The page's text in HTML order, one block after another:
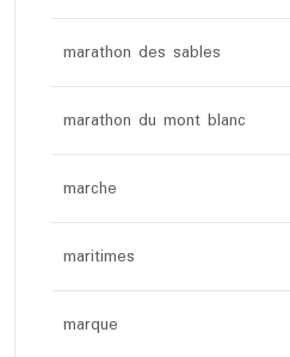
marathon des sables
marathon du mont blanc
marche
maritimes
marque